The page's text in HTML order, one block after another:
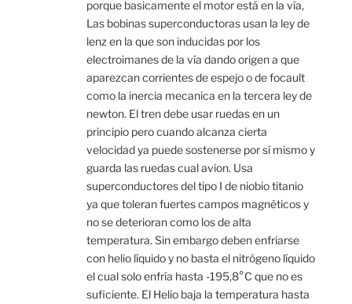
porque basicamente el motor está en la vía,
Las bobinas superconductoras usan la ley de
lenz en la que son inducidas por los
electroimanes de la vía dando origen a que
aparezcan corrientes de espejo o de focault
como la inercia mecanica en la tercera ley de
newton. El tren debe usar ruedas en un
principio pero cuando alcanza cierta
velocidad ya puede sostenerse por sí mismo y
guarda las ruedas cual avion. Usa
superconductores del tipo I de niobio titanio
ya que toleran fuertes campos magnéticos y
no se deterioran como los de alta
temperatura. Sin embargo deben enfriarse
con helio líquido y no basta el nitrógeno líquido
el cual solo enfría hasta -195,8°C que no es
suficiente. El Helio baja la temperatura hasta